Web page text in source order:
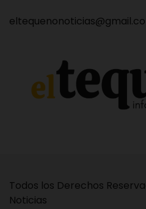
Todos los Derechos
Noticias